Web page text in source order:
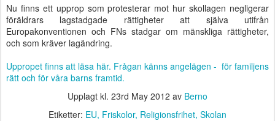
Nu finns ett upprop som protesterar mot hur skollagen negligerar
föräldrars lagstadgade rättigheter att själva utifrån
Europakonventionen och FNs stadgar om mänskliga rättigheter,
och som kräver lagändring.
Uppropet finns att läsa här. Frågan känns angelägen - för familjens
rätt och för våra barns framtid.
Upplagt kl. 23rd May 2012 av Berno
Etiketter: EU Friskolor Religionsfrihet Skolan